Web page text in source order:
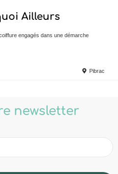
Ailleurs
engagés dans une démarche
Pibrac
newsletter